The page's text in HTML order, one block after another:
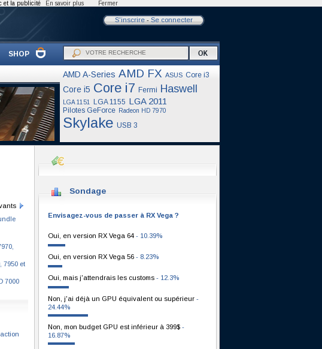
S'inscrire- Se connecter
SHOP
AMD A-Series AMD FX ASUS Core i3
Core i5 Core i7 Fermi Haswell
LGA 1151 LGA 1155 LGA 2011
Pilotes GeForce Radeon HD 7970
Skylake USB 3
7950 et
7000
Sondage
Envisagez-vous de passer à RX Vega ?
Oui, en version RX Vega 64 - 10.39%
Oui, en version RX Vega 56 - 8.23%
Oui, mais j'attendrais les customs - 12.3%
Non, j'ai déjà un GPU équivalent ou supérieur -
24.44%
Non, mon budget GPU est inférieur à 399$ -
16.87%
et la publicité En savoir plus Fermer